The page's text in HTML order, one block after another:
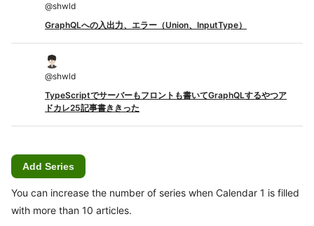
@shwld
GraphQLへの入出力、エラー（Union、InputType）
@shwld
TypeScriptでサーバーもフロントも書いてGraphQLするやつア
ドカレ25記事書ききった
Add Series
You can increase the number of series when Calendar 1 is filled
with more than 10 articles.